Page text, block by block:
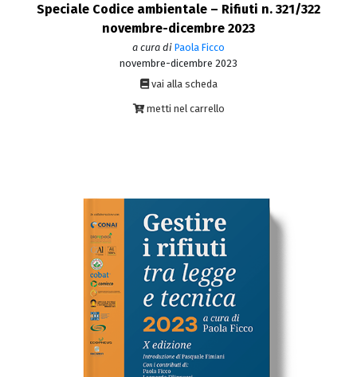
Speciale Codice ambientale – Rifiuti n. 321/322
novembre-dicembre 2023
a cura di Paola Ficco
novembre-dicembre 2023
vai alla scheda
metti nel carrello